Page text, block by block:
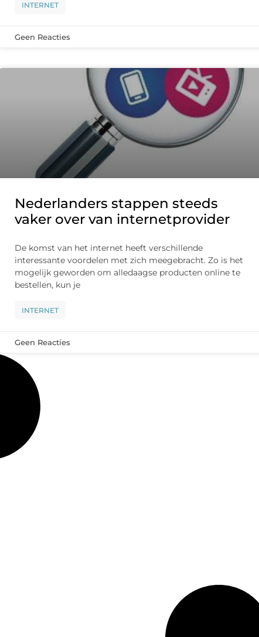
INTERNET
Geen Reacties
Nederlanders stappen steeds
vaker over van internetprovider
De komst van het internet heeft verschillende
interessante voordelen met zich meegebracht. Zo is het
mogelijk geworden om alledaagse producten online te
bestellen, kun je
INTERNET
Geen Reacties